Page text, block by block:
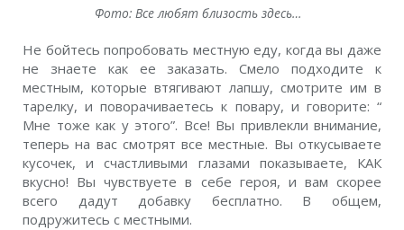
Фото: Все любят близость здесь…
Не бойтесь попробовать местную еду, когда вы даже
не знаете как ее заказать. Смело подходите к
местным, которые втягивают лапшу, смотрите им в
тарелку, и поворачиваетесь к повару, и говорите: “
Мне тоже как у этого”. Все! Вы привлекли внимание,
теперь на вас смотрят все местные. Вы откусываете
кусочек, и счастливыми глазами показываете, КАК
вкусно! Вы чувствуете в себе героя, и вам скорее
всего дадут добавку бесплатно. В общем,
подружитесь с местными.